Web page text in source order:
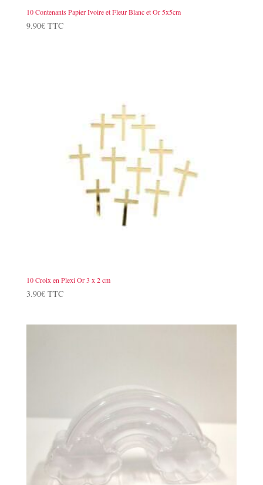
10 Contenants Papier Ivoire et Fleur Blanc et Or 5x5cm
9.90€ TTC
10 Croix en Plexi Or 3 x 2 cm
3.90€ TTC